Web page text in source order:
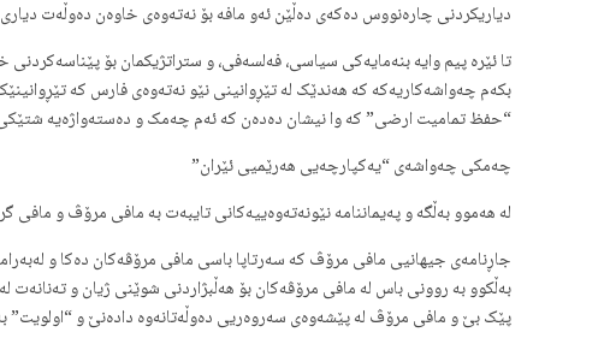
دیاریکردنی چارەنووس دەکەی دەڵێن ئەو مافە بۆ نەتەوەی خاوەن دەوڵەت
تا ئێرە پیم وایە بنەمایەکی سیاسی، فەلسەفی، و ستراتژیکمان بۆ
بکەم چەواشەکاریەکە کە هەندێک لە تێڕوانینی نێو نەتەوەی فارس کە
“حفظ تمامیت ارضی” کە وا نیشان دەدەن کە ئەم چەمک و دەستەواژەیە شتێکی
چەمکی چەواشەی “یەکپارچەیی هەرێمیی ئێران”
لە هەموو بەڵگە و پەیماننامە نێونەتەوەییەکانی تایبەت بە مافی مرۆڤ و
جاڕنامەی جیهانیی مافی مرۆڤ کە سەرتاپا باسی مافی مرۆڤەکان دەکا و
پێک بێ و مافی مرۆڤ لە پێشەوەی سەروەریی دەوڵەتانەوە دادەنێ و “اولویت”